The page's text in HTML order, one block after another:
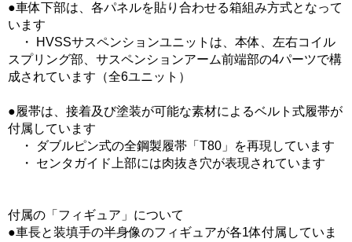
●車体下部は、各パネルを貼り合わせる箱組み方式となって
います
・ HVSSサスペンションユニットは、本体、左右コイル
スプリング部、サスペンションアーム前端部の4パーツで構
成されています（全6ユニット）
●履帯は、接着及び塗装が可能な素材によるベルト式履帯が
付属しています
・ ダブルピン式の全鋼製履帯「T80」を再現しています
・ センタガイド上部には肉抜き穴が表現されています
付属の「フィギュア」について
●車長と装填手の半身像のフィギュアが各1体付属していま